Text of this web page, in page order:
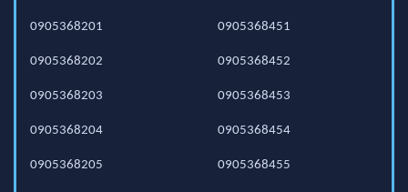
0905368201
0905368202
0905368203
0905368204
0905368205
0905368451
0905368452
0905368453
0905368454
0905368455